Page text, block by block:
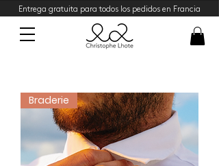
Entrega gratuita para todos los pedidos en Francia
Braderie